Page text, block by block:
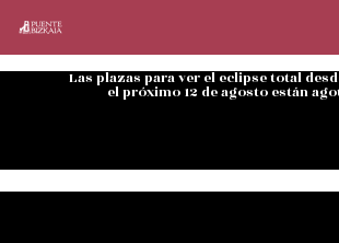
Las plazas para ver el eclipse total
el próximo 12 de agosto están